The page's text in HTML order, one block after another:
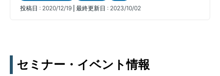
投稿日 : 2020/12/19 最終更新日 : 2023/10/02
セミナー・イベント情報